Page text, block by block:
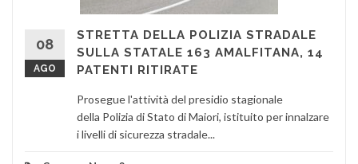
08
AGO
STRETTA DELLA POLIZIA STRADALE
SULLA STATALE 163 AMALFITANA, 14
PATENTI RITIRATE
Prosegue l'attività del presidio stagionale
della Polizia di Stato di Maiori, istituito per innalzare
i livelli di sicurezza stradale...